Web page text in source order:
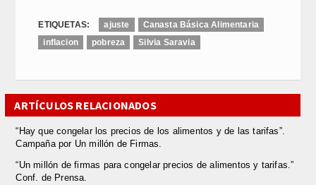
ETIQUETAS: ajuste
Canasta Básica Alimentaria
inflacion
pobreza Silvia Saravia
ARTÍCULOS RELACIONADOS
“Hay que congelar los precios de los alimentos y de las tarifas”.
Campaña por Un millón de Firmas.
“Un millón de firmas para congelar precios de alimentos y tarifas.”
Conf. de Prensa.